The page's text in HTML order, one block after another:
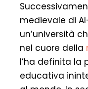
medievale di
un’università
nel cuore della
l’ha definita la
educativa